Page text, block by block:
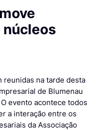
reunidas na tarde desta
de Blumenau
evento acontece todos
a interação entre os
da Associação